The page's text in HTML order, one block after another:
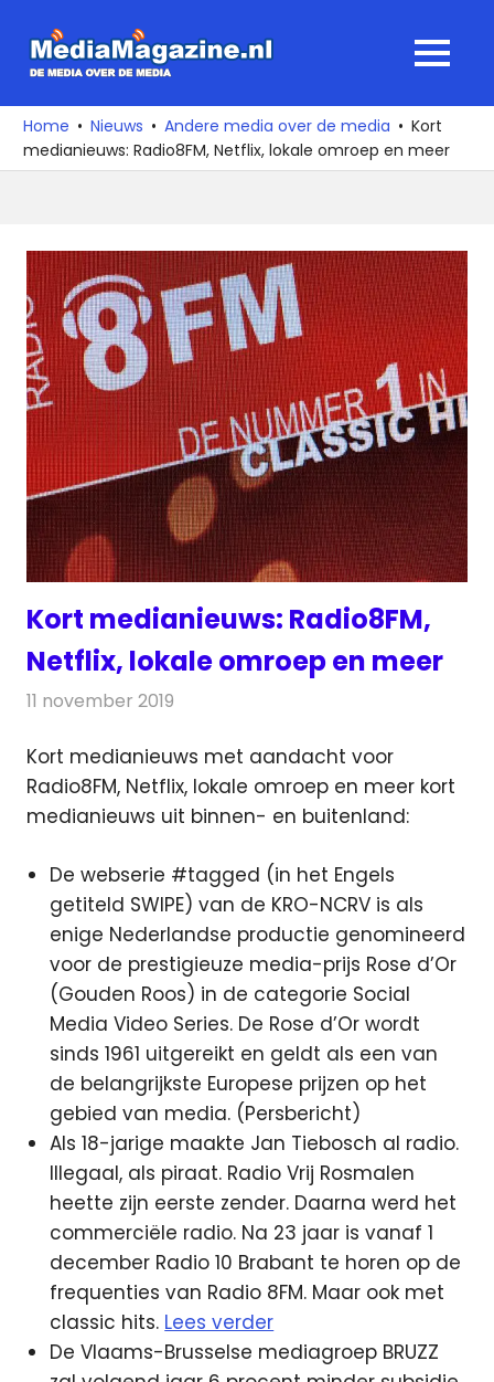
naar
media
over
de
MENU
Home Nieuws Andere media over de media
Kort
medianieuws: Radio8FM, Netflix, lokale omroep en meer
Kort medianieuws: Radio8FM,
Netflix, lokale omroep en meer
11 november 2019
Kort medianieuws met aandacht voor
Radio8FM, Netflix, lokale omroep en meer kort
medianieuws uit binnen- en buitenland:
De webserie #tagged (in het Engels
getiteld SWIPE) van de KRO-NCRV is als
enige Nederlandse productie genomineerd
voor de prestigieuze media-prijs Rose d’Or
(Gouden Roos) in de categorie Social
Media Video Series. De Rose d’Or wordt
sinds 1961 uitgereikt en geldt als een van
de belangrijkste Europese prijzen op het
gebied van media. (Persbericht)
Als 18-jarige maakte Jan Tiebosch al radio.
Illegaal, als piraat. Radio Vrij Rosmalen
heette zijn eerste zender. Daarna werd het
commerciële radio. Na 23 jaar is vanaf 1
december Radio 10 Brabant te horen op de
frequenties van Radio 8FM. Maar ook met
classic hits. Lees verder
De Vlaams-Brusselse mediagroep BRUZZ